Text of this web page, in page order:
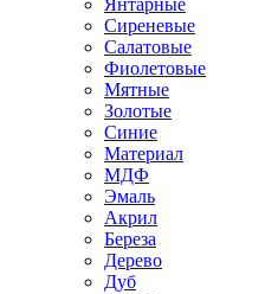
Сиреневые
Салатовые
Фиолетовые
Мятные
Золотые
Синие
Материал
МДФ
Эмаль
Акрил
Береза
Дерево
Дуб